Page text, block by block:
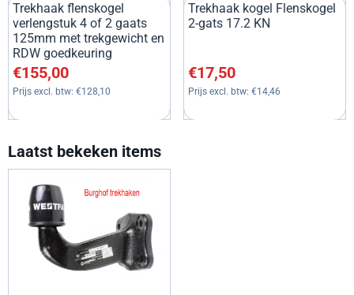
Trekhaak flenskogel
verlengstuk 4 of 2 gaats
125mm met trekgewicht en
RDW goedkeuring
Prijs: 155,00, exclusief btw: 128,10
€155,00
Prijs excl. btw: €128,10
Trekhaak kogel Flenskogel
2-gats 17.2 KN
Prijs: 17,50, exclusief btw:
€17,50
Prijs excl. btw: €14,46
Laatst bekeken items